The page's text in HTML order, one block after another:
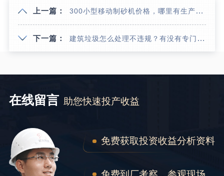
上一篇： 300小型移动制砂机价格，哪里有生产厂家？
下一篇： 建筑垃圾怎么处理不违规？有没有专门处理建筑垃圾的设备？
在线留言 助您快速投产收益
免费获取投资收益分析资料